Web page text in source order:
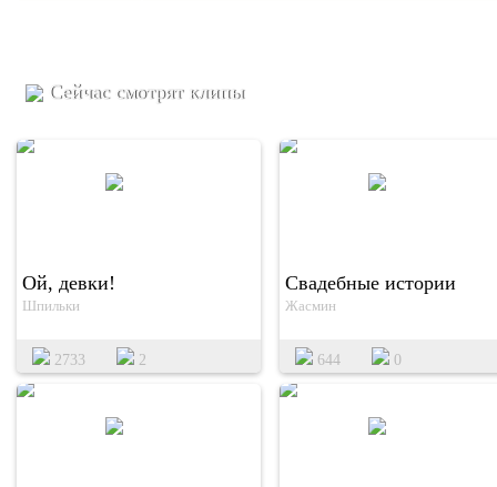
Сейчас смотрят клипы
Ой, девки!
Шпильки
2733 2
Свадебные истории
Жасмин
644 0